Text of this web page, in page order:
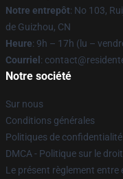
Notre entrepôt: No 103,
de Guizhou, CN
Heure: 9h – 17h (lu –
Courriel :
Notre société
Sur nous
Conditions générales
Politiques de confidentialité
DMCA - Politique sur le
Le présent règlement entre